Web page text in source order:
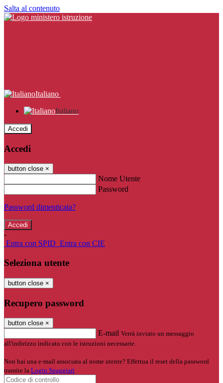
Salta al contenuto
Italiano
Italiano
Accedi
Accedi
button close ×
Nome Utente
Password
Password dimenticata?
-
Entra con SPID Entra con CIE
Seleziona utente
button close ×
Recupero password
button close ×
E-mail Verrà inviato un messaggio
all'indirizzo indicato con le istruzioni necessarie.
Non hai una e-mail associata al nome utente? Effettua il reset della password
tramite la Login Spaggiari